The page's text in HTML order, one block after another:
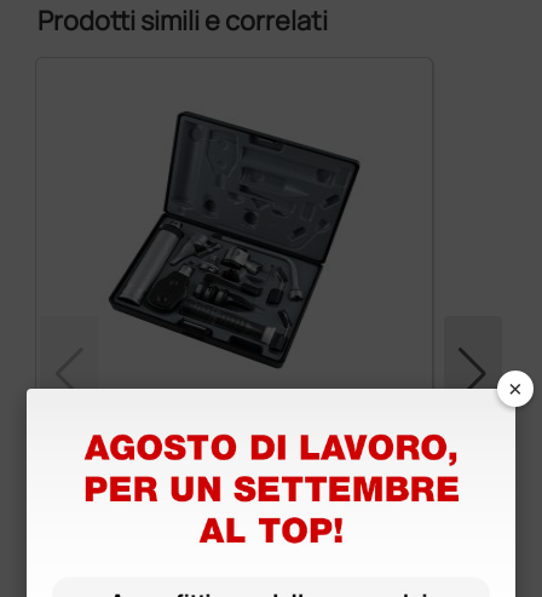
Prodotti simili e correlati
Set diagnostico Parker con oto e oftalmo
193,00 €
×